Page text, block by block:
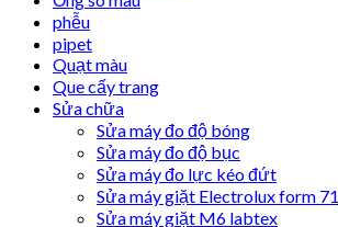
phễu
pipet
Quạt màu
Que cấy trang
Sửa chữa
Sửa máy đo độ bóng
Sửa máy đo độ bục
Sửa máy đo lực kéo đứt
Sửa máy giặt Electrolux form 71
Sửa máy giặt M6 labtex